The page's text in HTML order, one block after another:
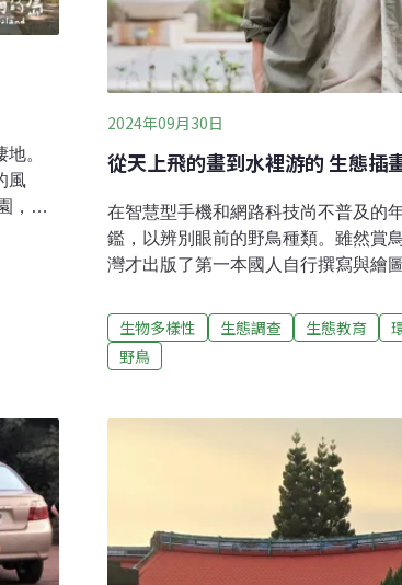
。
風
，過
團
有
顧的
公園
2024年09月30日
從天上飛的畫到水裡游的 生態插
在智慧型手機和網路科技尚不普及的
鑑，以辨別眼前的野鳥種類。雖然賞
灣才出版了第一本國人自行撰寫與繪
人驚豔。讓人意外的是，在圖鑑中畫
性的繪畫訓練，憑藉自幼對繪畫的熱
他透露，領他進入寫實繪圖大門的啟
他用插畫展開教室外的自然教育從自
當然地留在體制內教育系統作育英才
教師」，後來跟隨伴侶的腳步前往彰
教書的那一年，由於無法適應當地傳
苦，直到台北鳥會找上他畫一
生物多樣性 生態調查 生態教育
野鳥